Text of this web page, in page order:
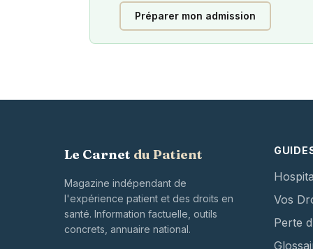
Préparer mon admission
Le Carnet du Patient
Magazine indépendant de
l'expérience patient et des droits en
santé. Information factuelle, outils
concrets, annuaire national.
Vos
Perte